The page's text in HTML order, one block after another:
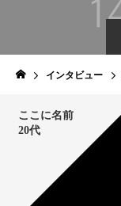
インタビュー
ここに名前
20代